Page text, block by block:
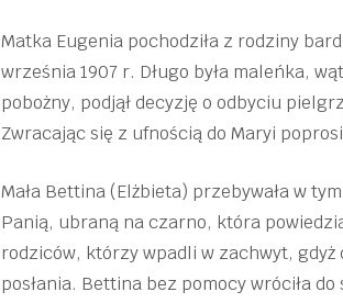
Matka Eugenia pochodziła z rodziny
września 1907 r. Długo była maleńka,
pobożny, podjął decyzję o odbyciu
Zwracając się z ufnością do Maryi
Mała Bettina (Elżbieta) przebywała w
Panią, ubraną na czarno, która
rodziców, którzy wpadli w zachwyt,
posłania. Bettina bez pomocy wróciła